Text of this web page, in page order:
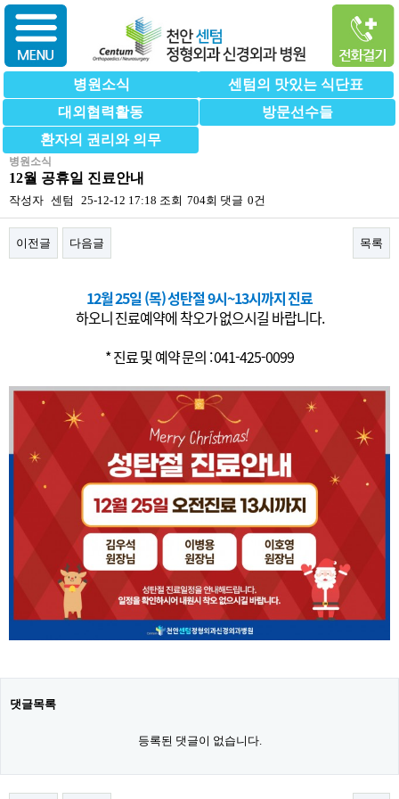
병원소식
센텀의 맛있는 식단표
대외협력활동
방문선수들
환자의 권리와 의무
병원소식
12월 공휴일 진료안내
작성자 센텀 25-12-12 17:18 조회 704회 댓글 0건
이전글 다음글 목록
12월 25일 (목) 성탄절9시~13시까지 진료
하오니 진료예약에 착오가 없으시길 바랍니다.
* 진료 및 예약 문의 : 041-425-0099
댓글목록
등록된 댓글이 없습니다.